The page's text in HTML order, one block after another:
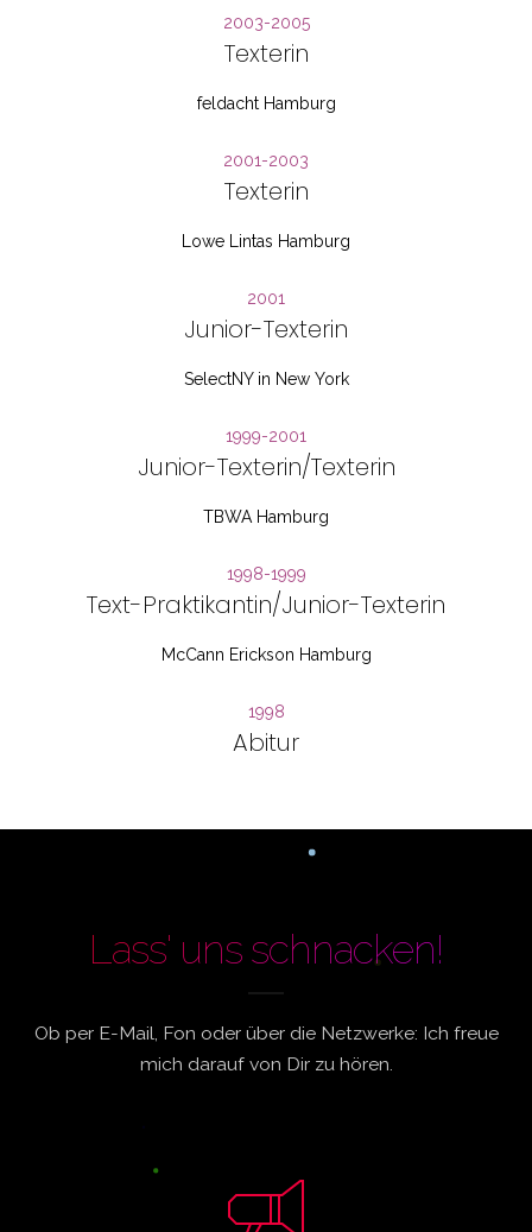
2003-2005
Texterin
feldacht Hamburg
2001-2003
Texterin
Lowe Lintas Hamburg
2001
Junior-Texterin
SelectNY in New York
1999-2001
Junior-Texterin/Texterin
TBWA Hamburg
1998-1999
Text-Praktikantin/Junior-Texterin
McCann Erickson Hamburg
1998
Abitur
Lass' uns schnacken!
Ob per E-Mail, Fon oder über die Netzwerke: Ich freue
mich darauf von Dir zu hören.